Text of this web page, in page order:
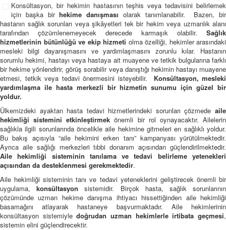
Konsültasyon, bir hekimin hastasının teşhis veya tedavisini belirlemek
için başka birhekime danışması olarak tanımlanabilir. Bazen, bir
hastanın sağlık sorunları veya şikâyetleri tek bir hekim veya uzmanlık alanı
tarafından çözümlenemeyecek derecede karmaşık olabilir. Sağlık
hizmetlerinin bütünlüğü ve ekip hizmeti olma özelliği, hekimler arasındaki
mesleki bilgi dayanışmasını ve yardımlaşmasını zorunlu kılar. Hastanın
sorumlu hekimi, hastayı veya hastaya ait muayene ve tetkik bulgularına farklı
bir hekime yönlendirir, görüş sorabilir veya danıştığı hekimin hastayı muayene
etmesi, tetkik veya tedavi önermesini isteyebilir. Konsültasyon, mesleki
yardımlaşma ile hasta merkezli bir hizmetin sunumu için güzel bir
yoldur.
Ülkemizdeki ayaktan hasta tedavi hizmetlerindeki sorunları çözmede aile
hekimliği sistemini etkinleştirmek önemli bir rol oynayacaktır. Ailelerin
sağlıkla ilgili sorunlarında öncelikle aile hekimine gitmeleri en sağlıklı yoldur.
Bu bakış açısıyla “aile hekimini erken tanı” kampanyası yürütülmektedir.
Ayrıca aile sağlığı merkezleri tıbbi donanım açısından güçlendirilmektedir.
Aile hekimliği sisteminin tanılama ve tedavi belirleme yetenekleri
açısından da desteklenmesi gerekmektedir.
Aile hekimliği sisteminin tanı ve tedavi yeteneklerini geliştirecek önemli bir
uygulama,konsültasyon sistemidir. Birçok hasta, sağlık sorunlarının
çözümünde uzman hekime danışma ihtiyacı hissettiğinden aile hekimliği
basamağını atlayarak hastaneye başvurmaktadır. Aile hekimlerinin
konsültasyon sistemiyledoğrudan uzman hekimlerle irtibata geçmesi,
sistemin elini güçlendirecektir.